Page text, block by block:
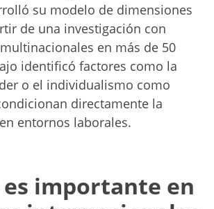
su modelo de dimensiones
de una investigación con
en más de 50
identificó factores como la
o el individualismo como
directamente la
entornos laborales.
es importante en